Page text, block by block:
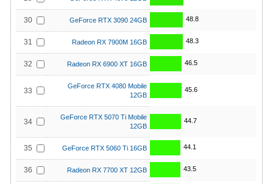
30 GeForce RTX 3090 24GB 48.8
31 Radeon RX 7900M 16GB 48.3
32 Radeon RX 6900 XT 16GB 46.5
33
GeForce RTX 4080 Mobile
12GB
45.6
34
GeForce RTX 5070 Ti Mobile
12GB
44.7
35 GeForce RTX 5060 Ti 16GB 44.1
36 Radeon RX 7700 XT 12GB 43.5